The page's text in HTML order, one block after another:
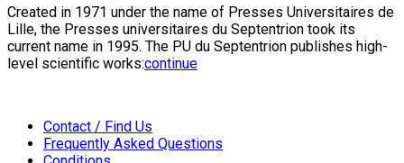
Created in 1971 under the name of Presses Universitaires de
Lille, the Presses universitaires du Septentrion took its
current name in 1995. The PU du Septentrion publishes high-
level scientific works:continue
Contact / Find Us
Frequently Asked Questions